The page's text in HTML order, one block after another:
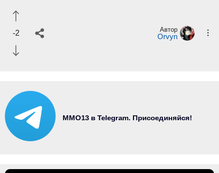
-2 Автор
Orvyn
MMO13 в Telegram. Присоединяйся!